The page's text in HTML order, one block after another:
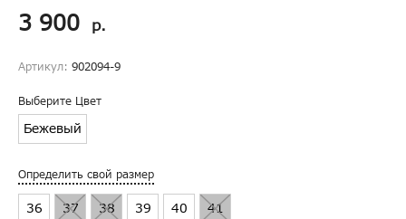
3 900 р.
Артикул: 902094-9
Выберите Цвет
Бежевый
Определить свой размер
36 37 38 39 40 41